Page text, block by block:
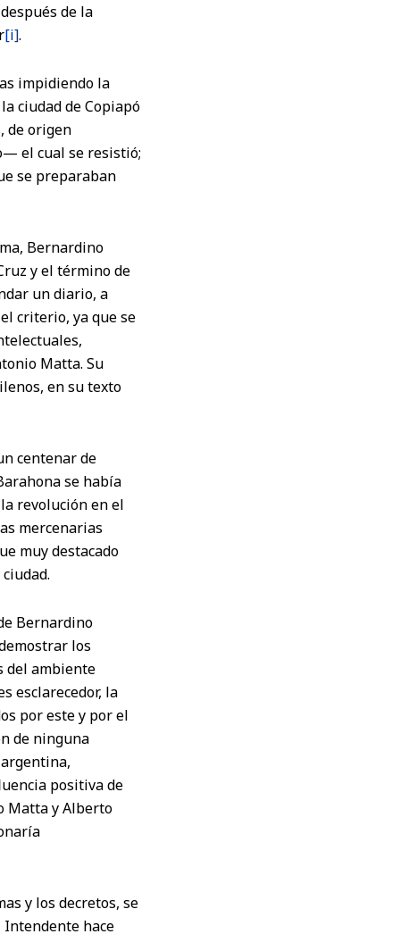
de la
[i].
impidiendo la
ciudad de Copiapó
de origen
el cual se resistió;
se preparaban
Bernardino
y el término de
un diario, a
criterio, ya que se
Matta. Su
en su texto
centenar de
se había
revolución en el
mercenarias
muy destacado
Bernardino
los
del ambiente
esclarecedor, la
por este y por el
de ninguna
positiva de
Matta y Alberto
y los decretos, se
Intendente hace